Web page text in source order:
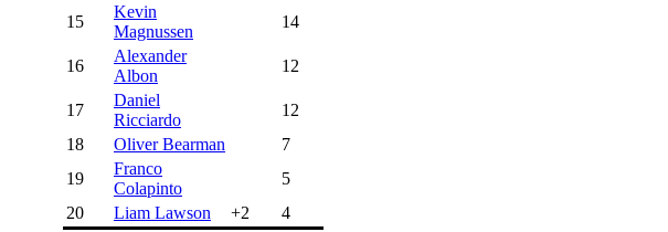
15
Kevin
Magnussen
14
16
Alexander
Albon
12
17
Daniel
Ricciardo
12
18
Oliver Bearman
7
19
Franco
Colapinto
5
20
Liam Lawson +2 4